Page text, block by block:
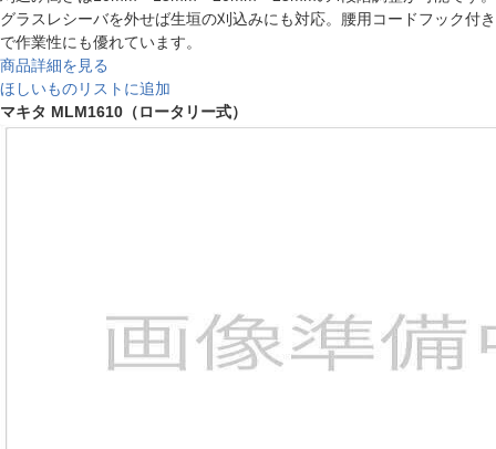
グラスレシーバを外せば生垣の刈込みにも対応。腰用コードフック付き
で作業性にも優れています。
商品詳細を見る
ほしいものリストに追加
マキタ MLM1610（ロータリー式）